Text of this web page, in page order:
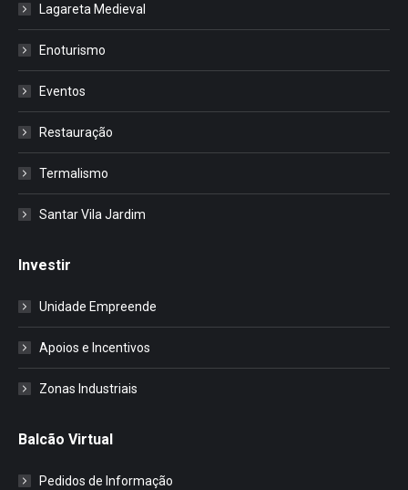
Lagareta Medieval
Enoturismo
Eventos
Restauração
Termalismo
Santar Vila Jardim
Investir
Unidade Empreende
Apoios e Incentivos
Zonas Industriais
Balcão Virtual
Pedidos de Informação